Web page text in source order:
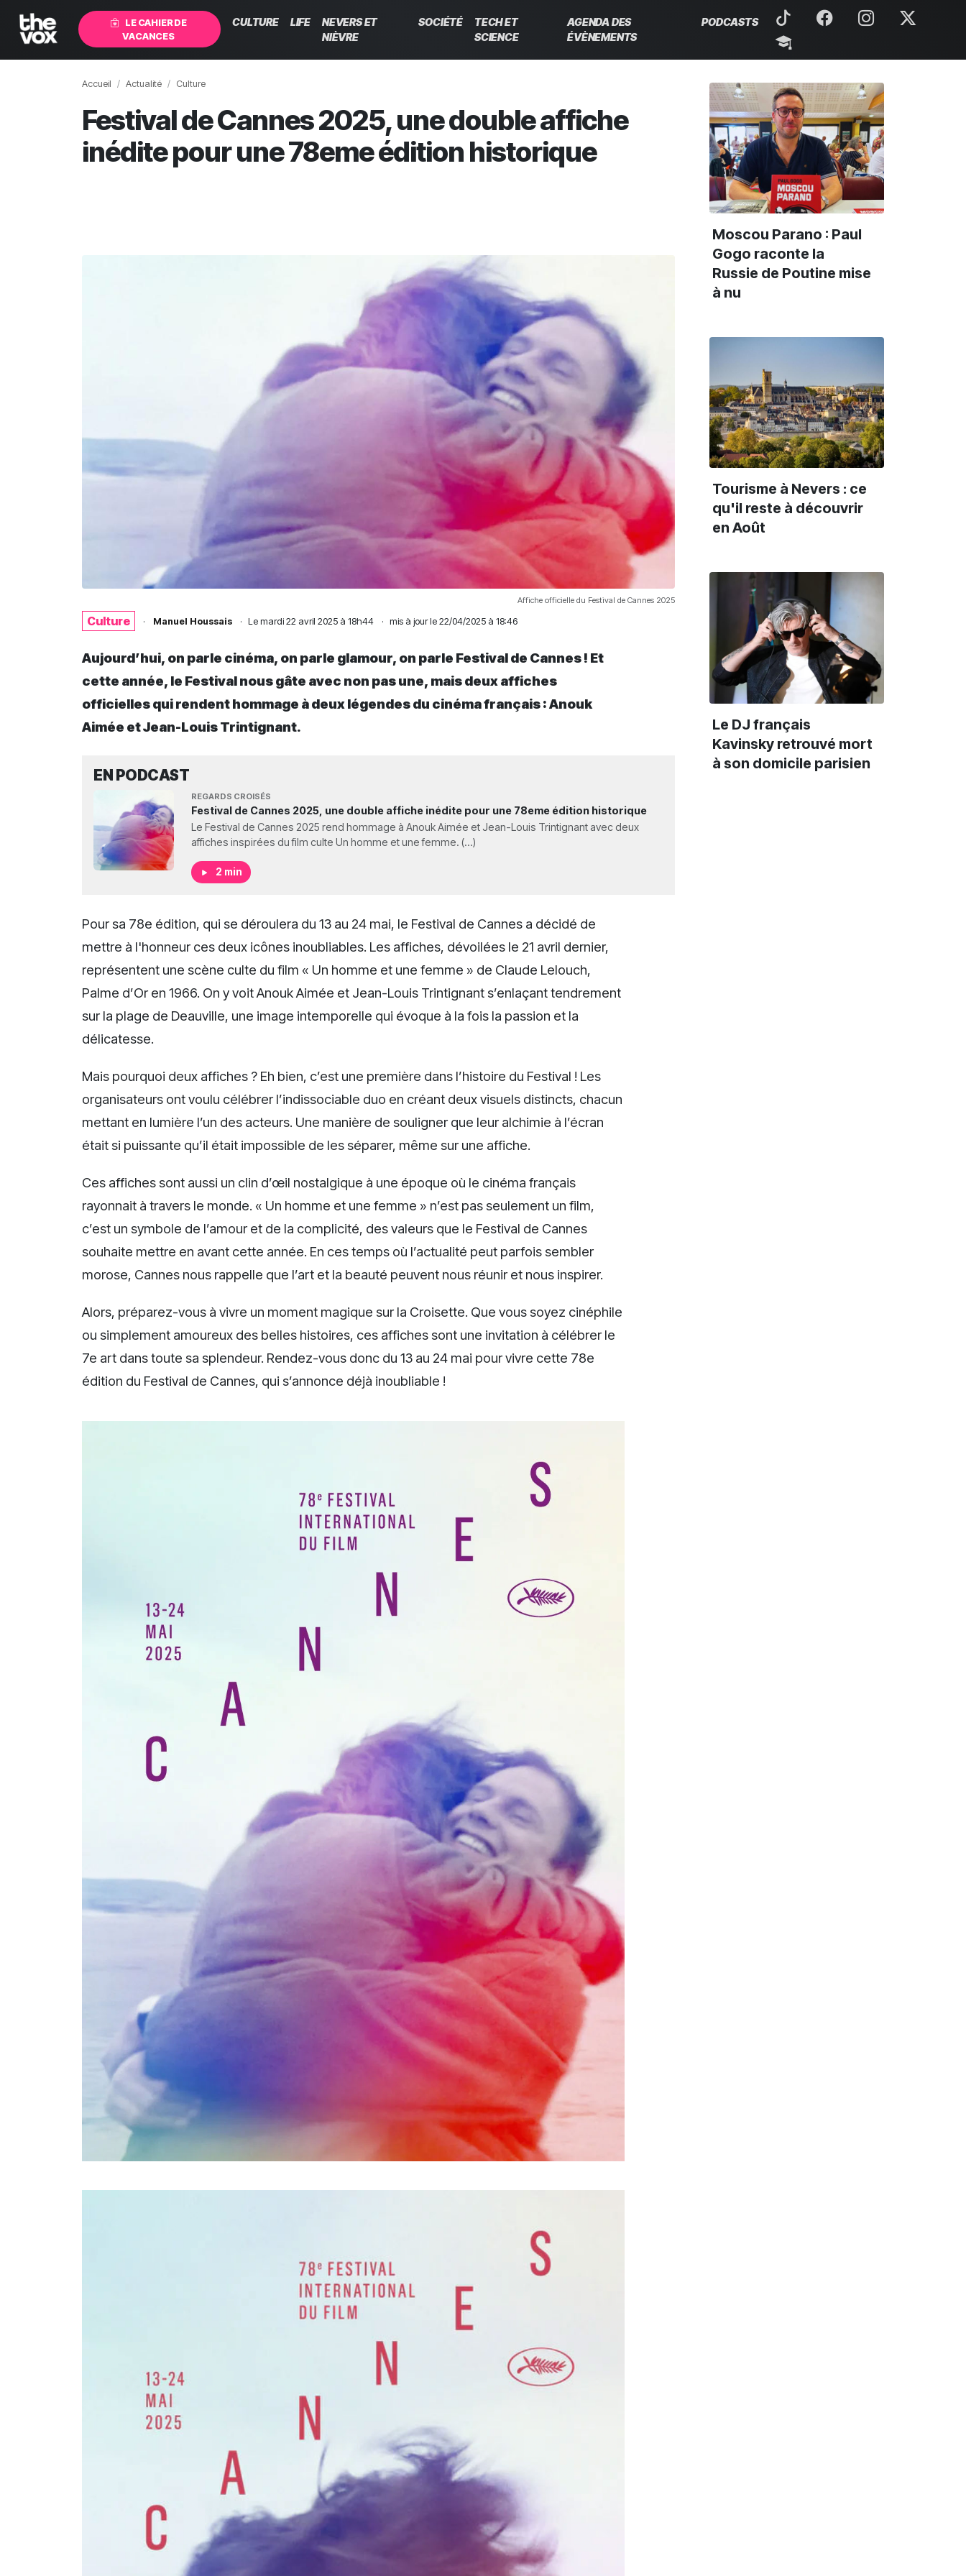
LE CAHIER DE
VACANCES
CULTURE LIFE
NEVERS ET
NIÈVRE
SOCIÉTÉ
TECH ET
SCIENCE
AGENDA DES
ÉVÈNEMENTS
PODCASTS
Accueil Actualité Culture
Festival de Cannes 2025, une double affiche
inédite pour une 78eme édition historique
Affiche officielle du Festival de Cannes 2025
Culture · Manuel Houssais · Le mardi 22 avril 2025 à 18h44 · mis à jour le 22/04/2025 à 18:46
Aujourd’hui, on parle cinéma, on parle glamour, on parle Festival de Cannes ! Et
cette année, le Festival nous gâte avec non pas une, mais deux affiches
officielles qui rendent hommage à deux légendes du cinéma français : Anouk
Aimée et Jean-Louis Trintignant.
EN PODCAST
REGARDS CROISÉS
Festival de Cannes 2025, une double affiche inédite pour une 78eme édition historique
Le Festival de Cannes 2025 rend hommage à Anouk Aimée et Jean-Louis Trintignant avec deux
affiches inspirées du film culte Un homme et une femme. (...)
2 min
Pour sa 78e édition, qui se déroulera du 13 au 24 mai, le Festival de Cannes a décidé de
mettre à l'honneur ces deux icônes inoubliables. Les affiches, dévoilées le 21 avril dernier,
représentent une scène culte du film « Un homme et une femme » de Claude Lelouch,
Palme d’Or en 1966. On y voit Anouk Aimée et Jean-Louis Trintignant s’enlaçant tendrement
sur la plage de Deauville, une image intemporelle qui évoque à la fois la passion et la
délicatesse.
Mais pourquoi deux affiches ? Eh bien, c’est une première dans l’histoire du Festival ! Les
organisateurs ont voulu célébrer l’indissociable duo en créant deux visuels distincts, chacun
mettant en lumière l’un des acteurs. Une manière de souligner que leur alchimie à l’écran
était si puissante qu’il était impossible de les séparer, même sur une affiche.
Ces affiches sont aussi un clin d’œil nostalgique à une époque où le cinéma français
rayonnait à travers le monde. « Un homme et une femme » n’est pas seulement un film,
c’est un symbole de l’amour et de la complicité, des valeurs que le Festival de Cannes
souhaite mettre en avant cette année. En ces temps où l’actualité peut parfois sembler
morose, Cannes nous rappelle que l’art et la beauté peuvent nous réunir et nous inspirer.
Alors, préparez-vous à vivre un moment magique sur la Croisette. Que vous soyez cinéphile
ou simplement amoureux des belles histoires, ces affiches sont une invitation à célébrer le
7e art dans toute sa splendeur. Rendez-vous donc du 13 au 24 mai pour vivre cette 78e
édition du Festival de Cannes, qui s’annonce déjà inoubliable !
Moscou Parano : Paul
Gogo raconte la
Russie de Poutine mise
à nu
Tourisme à Nevers : ce
qu'il reste à découvrir
en Août
Le DJ français
Kavinsky retrouvé mort
à son domicile parisien